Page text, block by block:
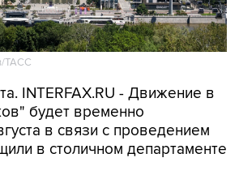
ТАСС
INTERFAX.RU - Движение в
будет временно
в связи с проведением
в столичном департаменте